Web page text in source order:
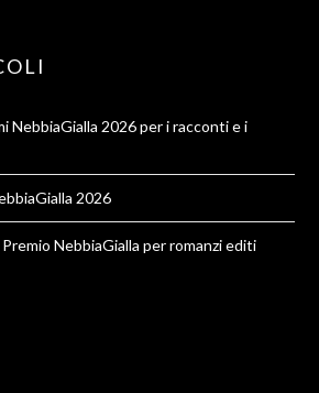
NebbiaGialla 2026 per i racconti e i
2026
NebbiaGialla per romanzi editi